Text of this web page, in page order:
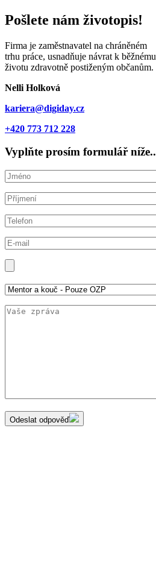
Pošlete nám životopis!
Firma je zaměstnavatel na chráněném
trhu práce, usnadňuje návrat k běžnému
životu zdravotně postiženým občanům.
Nelli Holková
kariera@digiday.cz
+420 773 712 228
Vyplňte prosím formulář níže..
Odeslat odpověď